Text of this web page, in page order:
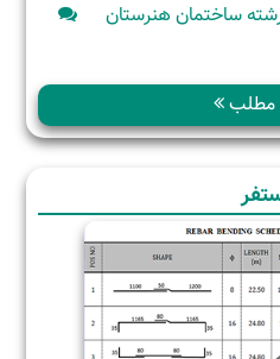
ساختمان هنرستان
مطلب